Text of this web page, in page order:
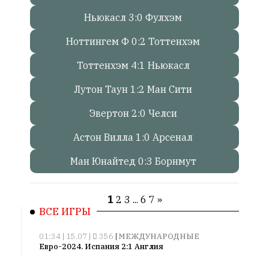
большим
трудом,
душой.
Редакция
лезет
тексты,
кромсает
смысл.
Ньюкасл 3:0 Фулхэм
Ноттингем Ф 0:2 Тоттенхэм
Тоттенхэм 4:1 Ньюкасл
Лутон Таун 1:2 Ман Сити
Эвертон 2:0 Челси
Астон Вилла 1:0 Арсенал
Ман Юнайтед 0:3 Борнмут
1 2 3 ... 6 7 »
ВСЕ ИГРЫ
01:34 | 15.07 | 356 | МЕЖДУНАРОДНЫЕ
Евро-2024. Испания 2:1 Англия